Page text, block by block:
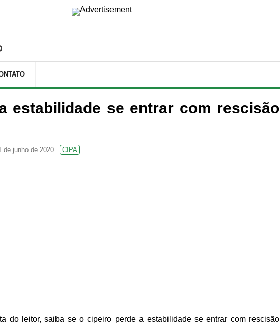
estabilidade se entrar com rescisão
de junho de 2020 CIPA
do leitor, saiba se o cipeiro perde a estabilidade se entrar com rescisão